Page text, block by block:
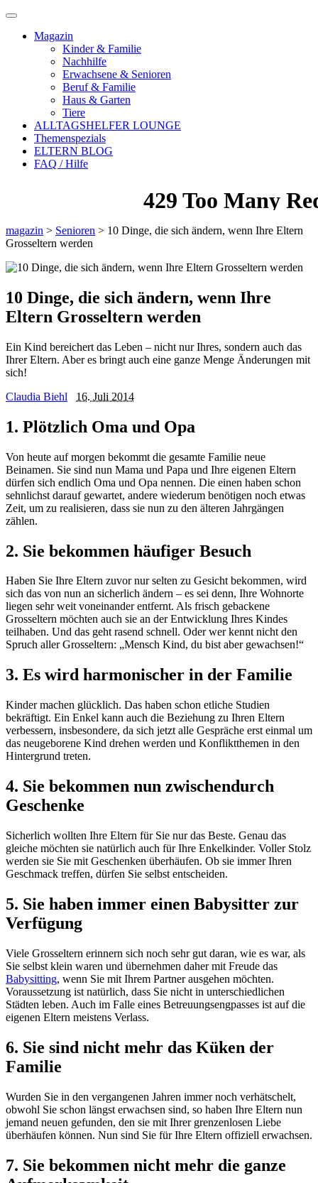
Magazin
Kinder & Familie
Nachhilfe
Erwachsene & Senioren
Beruf & Familie
Haus & Garten
Tiere
ALLTAGSHELFER LOUNGE
Themenspezials
ELTERN BLOG
FAQ / Hilfe
magazin > Senioren > 10 Dinge, die sich ändern, wenn Ihre Eltern
Grosseltern werden
10 Dinge, die sich ändern, wenn Ihre
Eltern Grosseltern werden
Ein Kind bereichert das Leben – nicht nur Ihres, sondern auch das
Ihrer Eltern. Aber es bringt auch eine ganze Menge Änderungen mit
sich!
Claudia Biehl
16. Juli 2014
1. Plötzlich Oma und Opa
Von heute auf morgen bekommt die gesamte Familie neue
Beinamen. Sie sind nun Mama und Papa und Ihre eigenen Eltern
dürfen sich endlich Oma und Opa nennen. Die einen haben schon
sehnlichst darauf gewartet, andere wiederum benötigen noch etwas
Zeit, um zu realisieren, dass sie nun zu den älteren Jahrgängen
zählen.
2. Sie bekommen häufiger Besuch
Haben Sie Ihre Eltern zuvor nur selten zu Gesicht bekommen, wird
sich das von nun an sicherlich ändern – es sei denn, Ihre Wohnorte
liegen sehr weit voneinander entfernt. Als frisch gebackene
Grosseltern möchten auch sie an der Entwicklung Ihres Kindes
teilhaben. Und das geht rasend schnell. Oder wer kennt nicht den
Spruch aller Grosseltern: „Mensch Kind, du bist aber gewachsen!“
3. Es wird harmonischer in der Familie
Kinder machen glücklich. Das haben schon etliche Studien
bekräftigt. Ein Enkel kann auch die Beziehung zu Ihren Eltern
verbessern, insbesondere, da sich jetzt alle Gespräche erst einmal um
das neugeborene Kind drehen werden und Konfliktthemen in den
Hintergrund treten.
4. Sie bekommen nun zwischendurch
Geschenke
Sicherlich wollten Ihre Eltern für Sie nur das Beste. Genau das
gleiche möchten sie natürlich auch für Ihre Enkelkinder. Voller Stolz
werden sie Sie mit Geschenken überhäufen. Ob sie immer Ihren
Geschmack treffen, dürfen Sie selbst entscheiden.
5. Sie haben immer einen Babysitter zur
Verfügung
Viele Grosseltern erinnern sich noch sehr gut daran, wie es war, als
Sie selbst klein waren und übernehmen daher mit Freude das
Babysitting, wenn Sie mit Ihrem Partner ausgehen möchten.
Voraussetzung ist natürlich, dass Sie nicht in unterschiedlichen
Städten leben. Auch im Falle eines Betreuungsengpasses ist auf die
eigenen Eltern meistens Verlass.
6. Sie sind nicht mehr das Küken der
Familie
Wurden Sie in den vergangenen Jahren immer noch verhätschelt,
obwohl Sie schon längst erwachsen sind, so haben Ihre Eltern nun
jemand neuen gefunden, den sie mit Ihrer grenzenlosen Liebe
überhäufen können. Nun sind Sie für Ihre Eltern offiziell erwachsen.
7. Sie bekommen nicht mehr die ganze